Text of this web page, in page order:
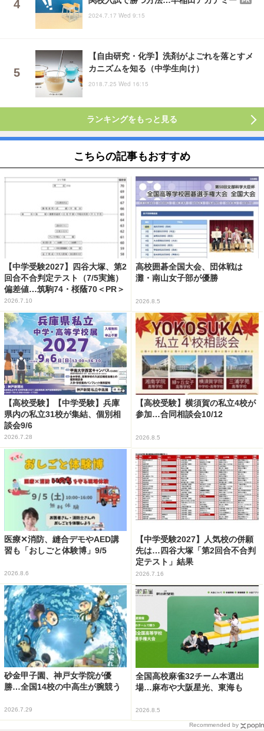
2024.7.17 Wed 9:15
【自由研究・化学】洗剤がよごれを落とすメ
カニズムを知る（中学生向け）
2018.7.25 Wed 16:15
ランキングをもっと見る
こちらの記事もおすすめ
【中学受験2027】四谷大塚、第2
回合不合判定テスト（7/5実施）
偏差値…筑駒74・桜蔭70＜PR＞
2026.7.10
高校囲碁全国大会、団体戦は
灘・南山女子部が優勝
2026.8.5
【高校受験】【中学受験】兵庫
県内の私立31校が集結、個別相
談会9/6
2026.7.28
【高校受験】横須賀の私立4校が
参加…合同相談会10/12
2026.8.5
医療✕消防、縫合デモやAED講
習も「おしごと体験博」9/5
2026.8.6
【中学受験2027】人気校の併願
先は…四谷大塚「第2回合不合判
定テスト」結果
2026.7.16
砂金甲子園、神戸女学院が優
勝…全国14校の中高生が腕競う
2026.7.29
全国高校麻雀32チーム本選出
場…麻布や大阪星光、東海も
2026.8.5
Recommended by